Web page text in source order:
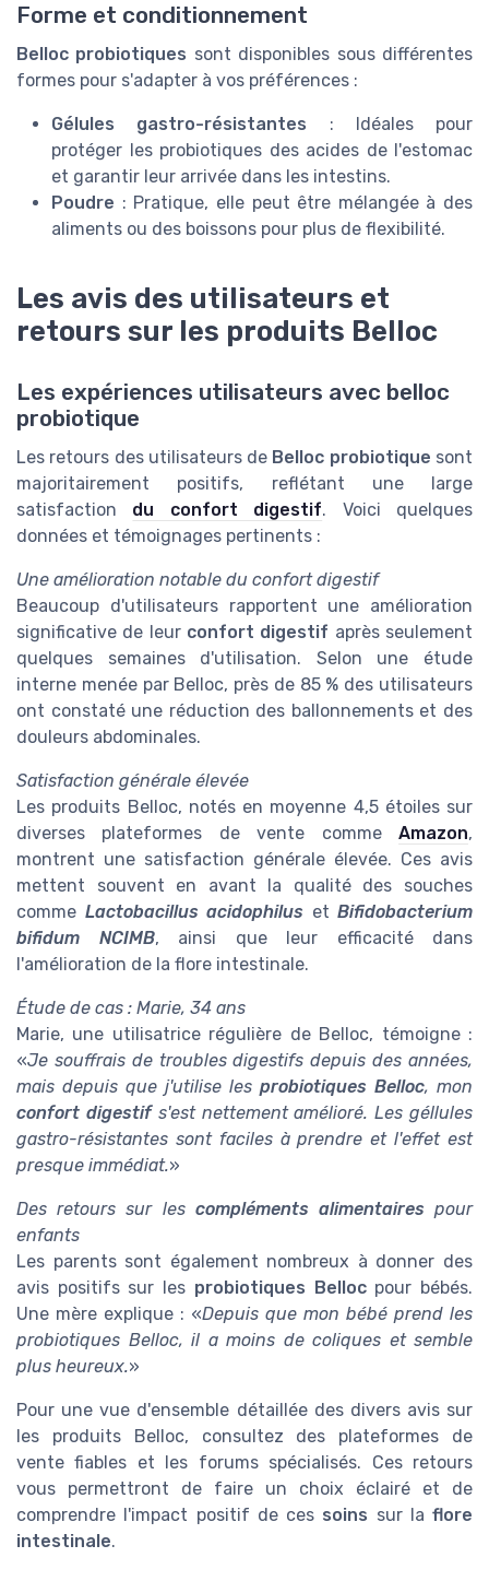
Forme et conditionnement
Belloc probiotiques sont disponibles sous différentes
formes pour s'adapter à vos préférences :
Gélules gastro-résistantes : Idéales pour
protéger les probiotiques des acides de l'estomac
et garantir leur arrivée dans les intestins.
Poudre : Pratique, elle peut être mélangée à des
aliments ou des boissons pour plus de flexibilité.
Les avis des utilisateurs et
retours sur les produits Belloc
Les expériences utilisateurs avec belloc
probiotique
Les retours des utilisateurs de Belloc probiotique sont
majoritairement positifs, reflétant une large
satisfaction du confort digestif. Voici quelques
données et témoignages pertinents :
Une amélioration notable du confort digestif
Beaucoup d'utilisateurs rapportent une amélioration
significative de leur confort digestif après seulement
quelques semaines d'utilisation. Selon une étude
interne menée par Belloc, près de 85 % des utilisateurs
ont constaté une réduction des ballonnements et des
douleurs abdominales.
Satisfaction générale élevée
Les produits Belloc, notés en moyenne 4,5 étoiles sur
diverses plateformes de vente comme Amazon,
montrent une satisfaction générale élevée. Ces avis
mettent souvent en avant la qualité des souches
comme Lactobacillus acidophilus et Bifidobacterium
bifidum NCIMB, ainsi que leur efficacité dans
l'amélioration de la flore intestinale.
Étude de cas : Marie, 34 ans
Marie, une utilisatrice régulière de Belloc, témoigne :
«Je souffrais de troubles digestifs depuis des années,
mais depuis que j'utilise les probiotiques Belloc, mon
confort digestifs'est nettement amélioré. Lesgéllules
gastro-résistantes sont faciles à prendre et l'effet est
presque immédiat.»
Des retours sur les compléments alimentaires pour
enfants
Les parents sont également nombreux à donner des
avis positifs sur les probiotiques Bellocpour bébés.
Une mère explique : «Depuis que mon bébé prend les
probiotiques Belloc, il a moins de coliques et semble
plus heureux.»
Pour une vue d'ensemble détaillée des divers avis sur
les produits Belloc, consultez des plateformes de
vente fiables et les forums spécialisés. Ces retours
vous permettront de faire un choix éclairé et de
comprendre l'impact positif de ces soins sur la flore
intestinale.